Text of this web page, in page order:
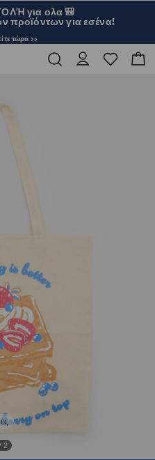
για ολα 🎒
προϊόντων για εσένα!
τώρα >>
2